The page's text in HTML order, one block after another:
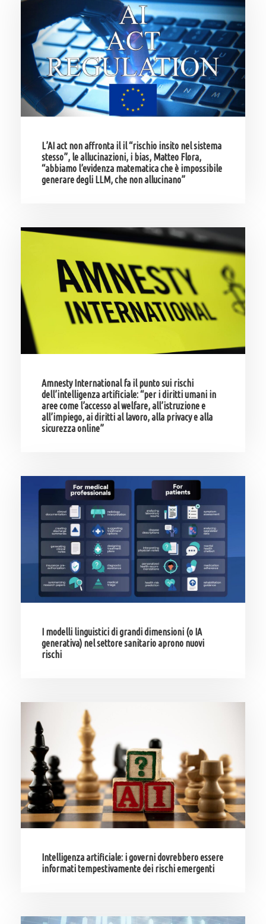
L’AI act non affronta il il “rischio insito nel sistema
stesso”, le allucinazioni, i bias, Matteo Flora,
“abbiamo l’evidenza matematica che è impossibile
generare degli LLM, che non allucinano”
Amnesty International fa il punto sui rischi
dell’intelligenza artificiale: “per i diritti umani in
aree come l’accesso al welfare, all’istruzione e
all’impiego, ai diritti al lavoro, alla privacy e alla
sicurezza online”
I modelli linguistici di grandi dimensioni (o IA
generativa) nel settore sanitario aprono nuovi
rischi
Intelligenza artificiale: i governi dovrebbero essere
informati tempestivamente dei rischi emergenti